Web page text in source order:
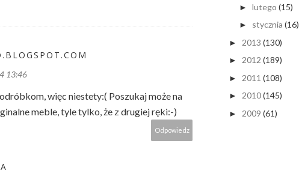
13:46
więc niestety:( Poszukaj może na
meble, tyle tylko, że z drugiej ręki:-)
Odpowiedz
► lutego (15)
► stycznia (16)
► 2013 (130)
► 2012 (189)
► 2011 (108)
► 2010(145)
► 2009 (61)